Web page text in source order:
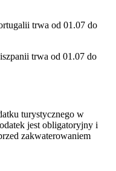
trwa od 01.07 do
trwa od 01.07 do
turystycznego w
jest obligatoryjny i
zakwaterowaniem